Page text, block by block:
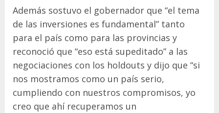
Además sostuvo el gobernador que “el tema
de las inversiones es fundamental” tanto
para el país como para las provincias y
reconoció que “eso está supeditado” a las
negociaciones con los holdouts y dijo que “si
nos mostramos como un país serio,
cumpliendo con nuestros compromisos, yo
creo que ahí recuperamos un